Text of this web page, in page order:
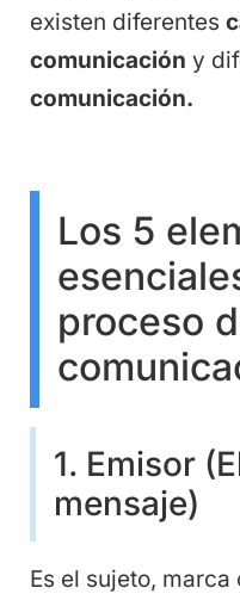
existen diferentes
comunicación y
comunicación.
Los 5
proceso
1. Emisor
mensaje)
Es el sujeto,